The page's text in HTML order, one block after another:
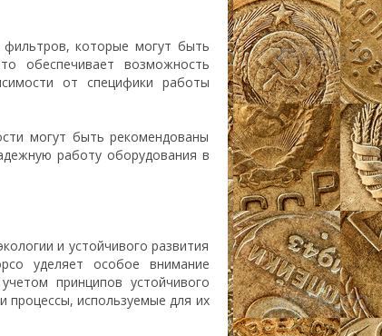
фильтров, которые могут быть
обеспечивает возможность
от специфики работы
могут быть рекомендованы
работу оборудования в
и устойчивого развития
уделяет особое внимание
принципов устойчивого
процессы, используемые для их